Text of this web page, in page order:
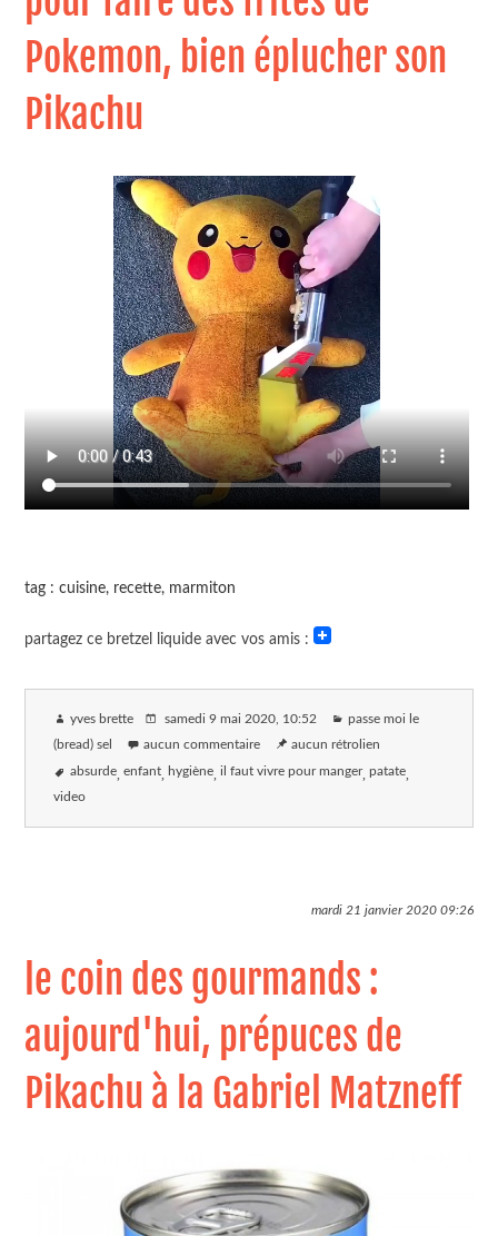
Pokemon, bien éplucher son
Pikachu
tag : cuisine, recette, marmiton
partagez ce bretzel liquide avec vos amis :
yves brette samedi 9 mai 2020 , 10:52 passe moi le
(bread) sel aucun commentaire aucun rétrolien
absurde enfant hygiène il faut vivre pour manger patate
video
mardi 21 janvier 202009:26
le coin des gourmands :
aujourd'hui, prépuces de
Pikachu à la Gabriel Matzneff